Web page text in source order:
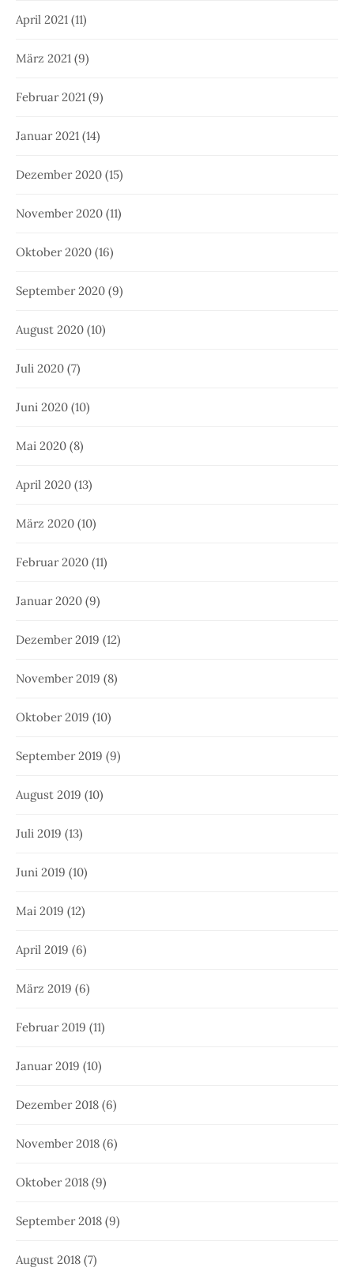
April 2021 (11)
März 2021 (9)
Februar 2021 (9)
Januar 2021 (14)
Dezember 2020 (15)
November 2020 (11)
Oktober 2020 (16)
September 2020 (9)
August 2020 (10)
Juli 2020 (7)
Juni 2020 (10)
Mai 2020 (8)
April 2020 (13)
März 2020 (10)
Februar 2020 (11)
Januar 2020 (9)
Dezember 2019 (12)
November 2019 (8)
Oktober 2019 (10)
September 2019 (9)
August 2019 (10)
Juli 2019 (13)
Juni 2019 (10)
Mai 2019 (12)
April 2019 (6)
März 2019 (6)
Februar 2019 (11)
Januar 2019 (10)
Dezember 2018 (6)
November 2018 (6)
Oktober 2018 (9)
September 2018 (9)
August 2018 (7)